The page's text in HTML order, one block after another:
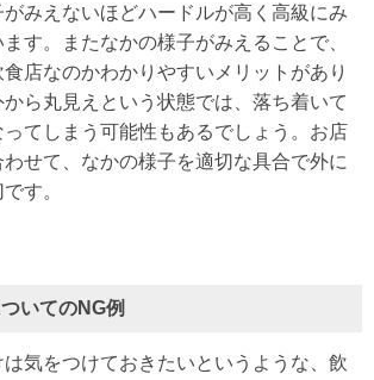
みえないほどハードルが高く高級にみ
す。またなかの様子がみえることで、
店なのかわかりやすいメリットがあり
ら丸見えという状態では、落ち着いて
てしまう可能性もあるでしょう。お店
せて、なかの様子を適切な具合で外に
す。
いてのNG例
気をつけておきたいというような、飲